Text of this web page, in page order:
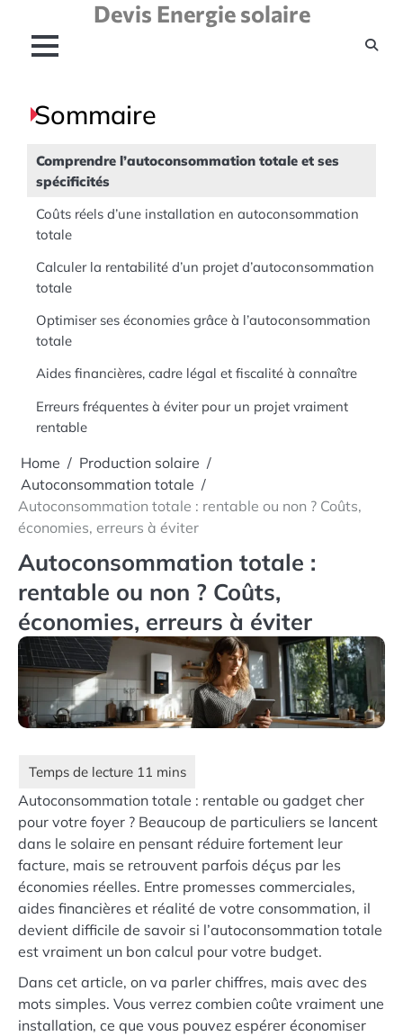
content
Devis Energie solaire
Home
Production solaire
Autoconsommation totale
Autoconsommation totale : rentable ou non ? Coûts,
économies, erreurs à éviter
Autoconsommation totale :
rentable ou non ? Coûts,
économies, erreurs à éviter
Autoconsommation totale : rentable ou gadget cher
pour votre foyer ? Beaucoup de particuliers se lancent
dans le solaire en pensant réduire fortement leur
facture, mais se retrouvent parfois déçus par les
économies réelles. Entre promesses commerciales,
aides financières et réalité de votre consommation, il
devient difficile de savoir si l’autoconsommation totale
est vraiment un bon calcul pour votre budget.
Dans cet article, on va parler chiffres, mais avec des
mots simples. Vous verrez combien coûte vraiment une
installation, ce que vous pouvez espérer économiser
Sommaire
Comprendre l’autoconsommation totale et ses
spécificités
Coûts réels d’une installation en autoconsommation
totale
Calculer la rentabilité d’un projet d’autoconsommation
totale
Optimiser ses économies grâce à l’autoconsommation
totale
Aides financières, cadre légal et fiscalité à connaître
Erreurs fréquentes à éviter pour un projet vraiment
rentable